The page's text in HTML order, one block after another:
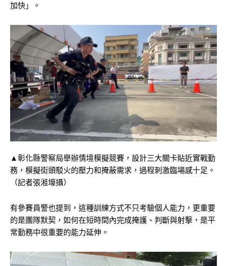
加快」。
▲彰化縣警察局舉辦情境模擬競賽，設計三大關卡貼近實戰勤
務，模擬街頭駁火的壓力和掩蔽需求，過程刺激臨場感十足。
（記者張溎壕攝）
有參賽員警也提到，這種訓練方式不只考驗個人能力，更重要
的是團隊默契，如何在短時間內完成掩護、判斷與射擊，是平
常勤務中很重要的能力延伸。